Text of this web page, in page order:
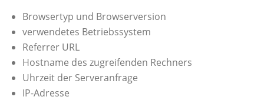
Browsertyp und Browserversion
verwendetes Betriebssystem
Referrer URL
Hostname des zugreifenden Rechners
Uhrzeit der Serveranfrage
IP-Adresse